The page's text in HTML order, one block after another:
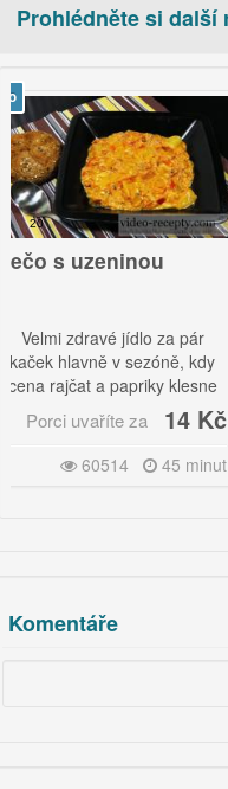
Prohlédněte si další
uzeninou
zdravé jídlo za pár
hlavně v sezóně, kdy
a papriky klesne
uzeninu a mají
pečivem.
uvaříte za 14 Kč
60514 45 minut
Komentáře